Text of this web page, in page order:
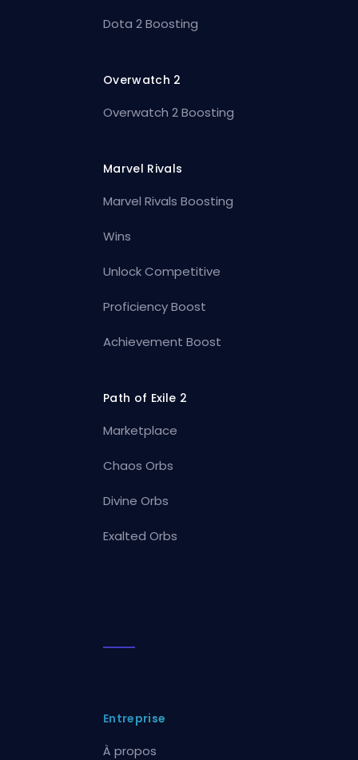
Dota 2 Boosting
Overwatch 2
Overwatch 2 Boosting
Marvel Rivals
Marvel Rivals Boosting
Wins
Unlock Competitive
Proficiency Boost
Achievement Boost
Path of Exile 2
Marketplace
Chaos Orbs
Divine Orbs
Exalted Orbs
Entreprise
À propos